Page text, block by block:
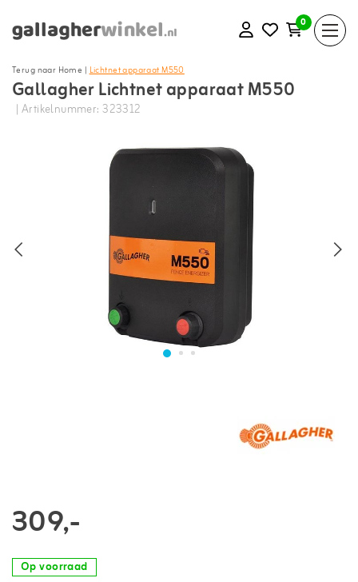
0
Terug naar Home |Lichtnet apparaat M550
Gallagher Lichtnet apparaat M550
| Artikelnummer: 323312
309,-
Op voorraad